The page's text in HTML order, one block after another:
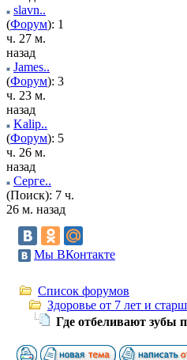
slavn..
(Форум): 1
ч. 27 м.
назад
James..
(Форум): 3
ч. 23 м.
назад
Kalip..
(Форум): 5
ч. 26 м.
назад
Серге..
(Поиск): 7 ч.
26 м. назад
Мы ВКонтакте
Список форумов
Здоровье от 7 лет и
Где отбеливают зубы